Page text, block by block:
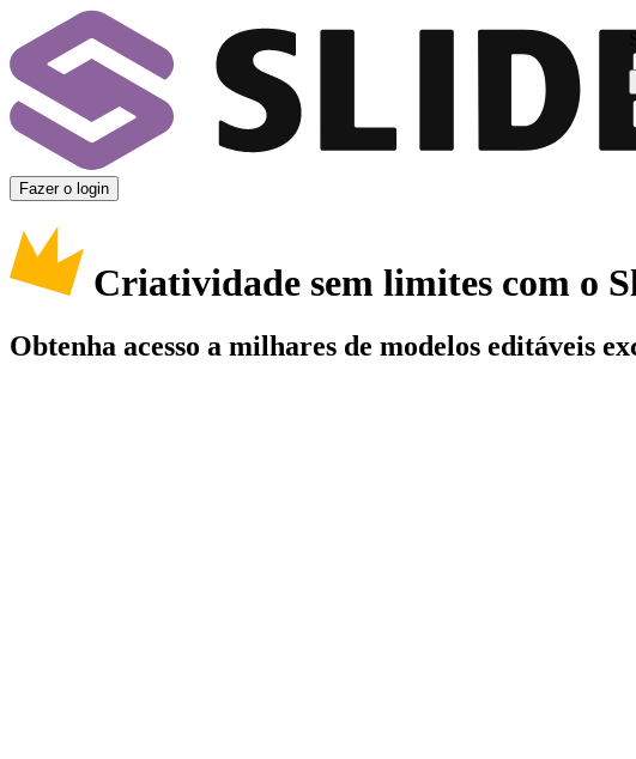
Fazer o login
Criatividade sem limites com o
Obtenha acesso a milhares de modelos editáveis